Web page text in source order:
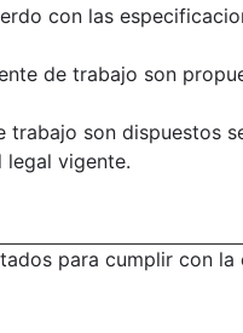
con las
de trabajo son
son dispuestos
vigente.
para cumplir con la